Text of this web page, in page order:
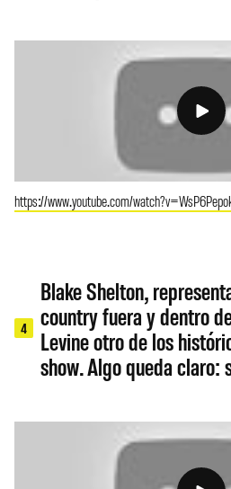
https://www.youtube.com/
4
Blake Shelton,
country fuera y dentro
Levine otro de los
show. Algo queda claro: